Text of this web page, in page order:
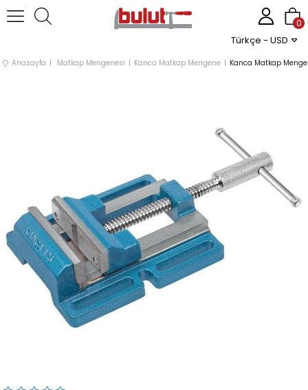
Türkçe - USD
0
Anasayfa Matkap Mengenesi Kanca Matkap Mengene Kanca Matkap